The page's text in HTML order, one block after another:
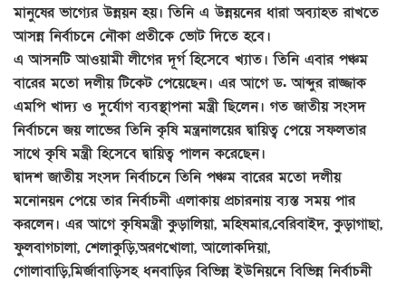
মানুষের ভাগ্যের উন্নয়ন হয়। তিনি এ উন্নয়নের ধারা অব্যাহত রাখতে
আসন্ন নির্বাচনে নৌকা প্রতীকে ভোট দিতে হবে।
এ আসনটি আওয়ামী লীগের দূর্গ হিসেবে খ্যাত। তিনি এবার পঞ্চম
বারের মতো দলীয় টিকেট পেয়েছেন। এর আগে ড. আব্দুর রাজ্জাক
এমপি খাদ্য ও দুর্যোগ ব্যবস্থাপনা মন্ত্রী ছিলেন। গত জাতীয় সংসদ
নির্বাচনে জয় লাভের তিনি কৃষি মন্ত্রনালয়ের দ্বায়িত্ব পেয়ে সফলতার
সাথে কৃষি মন্ত্রী হিসেবে দ্বায়িত্ব পালন করেছেন।
দ্বাদশ জাতীয় সংসদ নির্বাচনে তিনি পঞ্চম বারের মতো দলীয়
মনোনয়ন পেয়ে তার নির্বাচনী এলাকায় প্রচারনায় ব্যস্ত সময় পার
করলেন। এর আগে কৃষিমন্ত্রী কুড়ালিয়া, মহিষমার,বেরিবাইদ, কুড়াগাছা,
ফুলবাগচালা, শেলাকুড়ি,অরণখোলা, আলোকদিয়া,
গোলাবাড়ি,মির্জাবাড়িসহ ধনবাড়ির বিভিন্ন ইউনিয়নে বিভিন্ন নির্বাচনী